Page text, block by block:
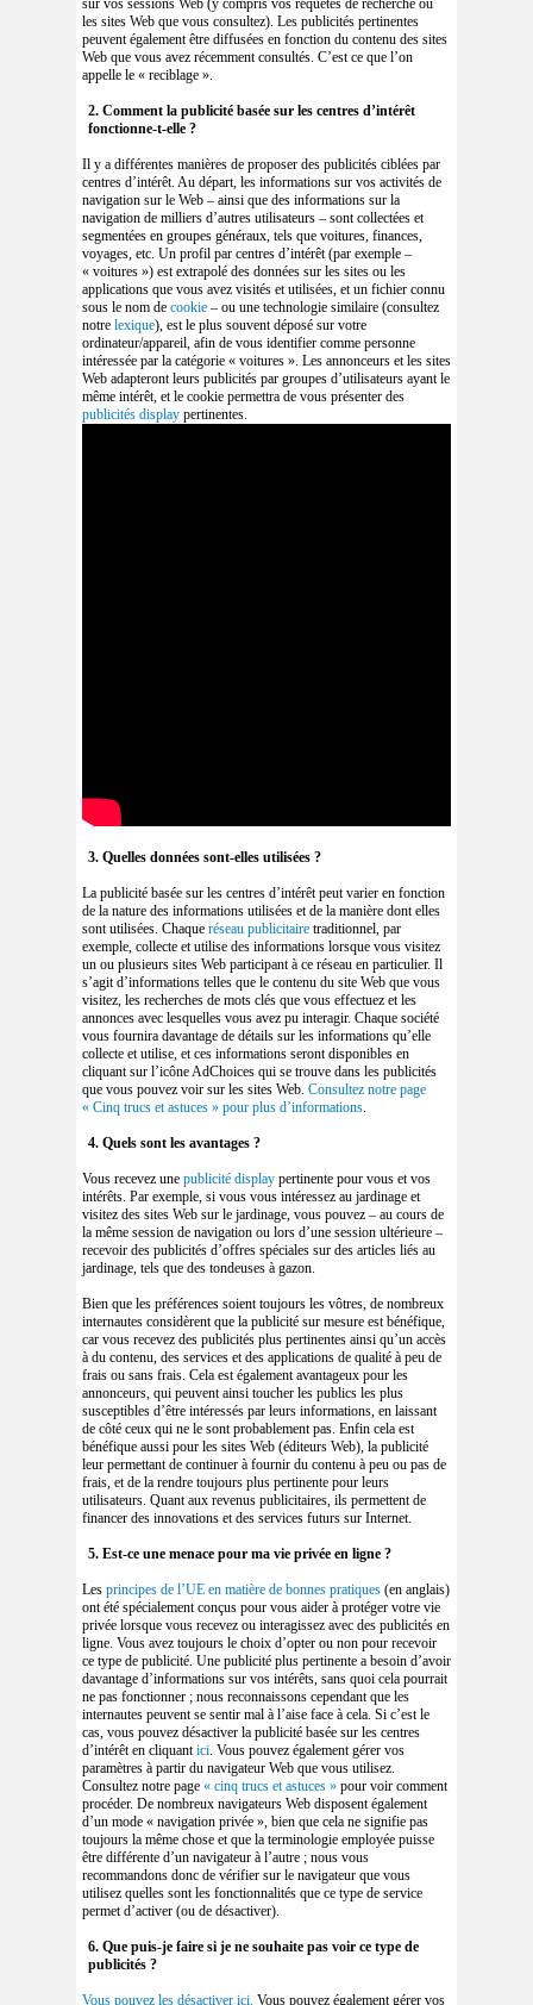
sur vos sessions Web (y compris vos requêtes de recherche ou
les sites Web que vous consultez). Les publicités pertinentes
peuvent également être diffusées en fonction du contenu des sites
Web que vous avez récemment consultés. C’est ce que l’on
appelle le « reciblage ».
2. Comment la publicité basée sur les centres d’intérêt
fonctionne-t-elle ?
Il y a différentes manières de proposer des publicités ciblées par
centres d’intérêt. Au départ, les informations sur vos activités de
navigation sur le Web – ainsi que des informations sur la
navigation de milliers d’autres utilisateurs – sont collectées et
segmentées en groupes généraux, tels que voitures, finances,
voyages, etc. Un profil par centres d’intérêt (par exemple –
« voitures ») est extrapolé des données sur les sites ou les
applications que vous avez visités et utilisées, et un fichier connu
sous le nom de cookie – ou une technologie similaire (consultez
notre lexique), est le plus souvent déposé sur votre
ordinateur/appareil, afin de vous identifier comme personne
intéressée par la catégorie « voitures ». Les annonceurs et les sites
Web adapteront leurs publicités par groupes d’utilisateurs ayant le
même intérêt, et le cookie permettra de vous présenter des
publicités display pertinentes.
3. Quelles données sont-elles utilisées ?
La publicité basée sur les centres d’intérêt peut varier en fonction
de la nature des informations utilisées et de la manière dont elles
sont utilisées. Chaque réseau publicitaire traditionnel, par
exemple, collecte et utilise des informations lorsque vous visitez
un ou plusieurs sites Web participant à ce réseau en particulier. Il
s’agit d’informations telles que le contenu du site Web que vous
visitez, les recherches de mots clés que vous effectuez et les
annonces avec lesquelles vous avez pu interagir. Chaque société
vous fournira davantage de détails sur les informations qu’elle
collecte et utilise, et ces informations seront disponibles en
cliquant sur l’icône AdChoices qui se trouve dans les publicités
que vous pouvez voir sur les sites Web. Consultez notre page
« Cinq trucs et astuces » pour plus d’informations.
4. Quels sont les avantages ?
Vous recevez une publicité display pertinente pour vous et vos
intérêts. Par exemple, si vous vous intéressez au jardinage et
visitez des sites Web sur le jardinage, vous pouvez – au cours de
la même session de navigation ou lors d’une session ultérieure –
recevoir des publicités d’offres spéciales sur des articles liés au
jardinage, tels que des tondeuses à gazon.
Bien que les préférences soient toujours les vôtres, de nombreux
internautes considèrent que la publicité sur mesure est bénéfique,
car vous recevez des publicités plus pertinentes ainsi qu’un accès
à du contenu, des services et des applications de qualité à peu de
frais ou sans frais. Cela est également avantageux pour les
annonceurs, qui peuvent ainsi toucher les publics les plus
susceptibles d’être intéressés par leurs informations, en laissant
de côté ceux qui ne le sont probablement pas. Enfin cela est
bénéfique aussi pour les sites Web (éditeurs Web), la publicité
leur permettant de continuer à fournir du contenu à peu ou pas de
frais, et de la rendre toujours plus pertinente pour leurs
utilisateurs. Quant aux revenus publicitaires, ils permettent de
financer des innovations et des services futurs sur Internet.
5. Est-ce une menace pour ma vie privée en ligne ?
Les principes de l’UE en matière de bonnes pratiques (en anglais)
ont été spécialement conçus pour vous aider à protéger votre vie
privée lorsque vous recevez ou interagissez avec des publicités en
ligne. Vous avez toujours le choix d’opter ou non pour recevoir
ce type de publicité. Une publicité plus pertinente a besoin d’avoir
davantage d’informations sur vos intérêts, sans quoi cela pourrait
ne pas fonctionner ; nous reconnaissons cependant que les
internautes peuvent se sentir mal à l’aise face à cela. Si c’est le
cas, vous pouvez désactiver la publicité basée sur les centres
d’intérêt en cliquantici. Vous pouvez également gérer vos
paramètres à partir du navigateur Web que vous utilisez.
Consultez notre page « cinq trucs et astuces » pour voir comment
procéder. De nombreux navigateurs Web disposent également
d’un mode « navigation privée », bien que cela ne signifie pas
toujours la même chose et que la terminologie employée puisse
être différente d’un navigateur à l’autre ; nous vous
recommandons donc de vérifier sur le navigateur que vous
utilisez quelles sont les fonctionnalités que ce type de service
permet d’activer (ou de désactiver).
6. Que puis-je faire si je ne souhaite pas voir ce type de
publicités ?
Vous pouvez les désactiver ici. Vous pouvez également gérer vos